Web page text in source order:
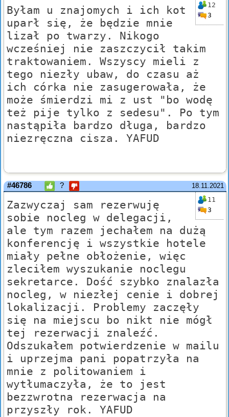
12
3
Byłam u znajomych i ich kot
uparł się, że będzie mnie
lizał po twarzy. Nikogo
wcześniej nie zaszczycił takim
traktowaniem. Wszyscy mieli z
tego niezły ubaw, do czasu aż
ich córka nie zasugerowała, że
może śmierdzi mi z ust "bo wodę
też pije tylko z sedesu". Po tym
nastąpiła bardzo długa, bardzo
niezręczna cisza. YAFUD
18.11.2021
#46786 ?
11
3
Zazwyczaj sam rezerwuję
sobie nocleg w delegacji,
ale tym razem jechałem na dużą
konferencję i wszystkie hotele
miały pełne obłożenie, więc
zleciłem wyszukanie noclegu
sekretarce. Dość szybko znalazła
nocleg, w niezłej cenie i dobrej
lokalizacji. Problemy zaczęły
się na miejscu bo nikt nie mógł
tej rezerwacji znaleźć.
Odszukałem potwierdzenie w mailu
i uprzejma pani popatrzyła na
mnie z politowaniem i
wytłumaczyła, że to jest
bezzwrotna rezerwacja na
przyszły rok. YAFUD